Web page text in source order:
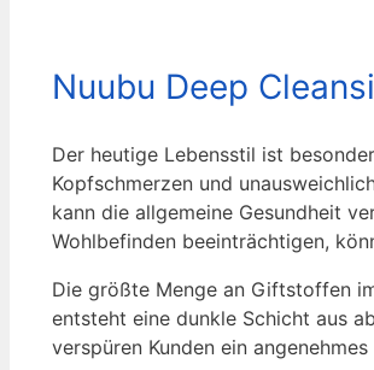
Nuubu Deep
Der heutige Lebensstil ist
Kopfschmerzen und
kann die allgemeine Gesundheit
Wohlbefinden beeinträchtigen,
Die größte Menge an Giftstoffen
entsteht eine dunkle Schicht aus
verspüren Kunden ein